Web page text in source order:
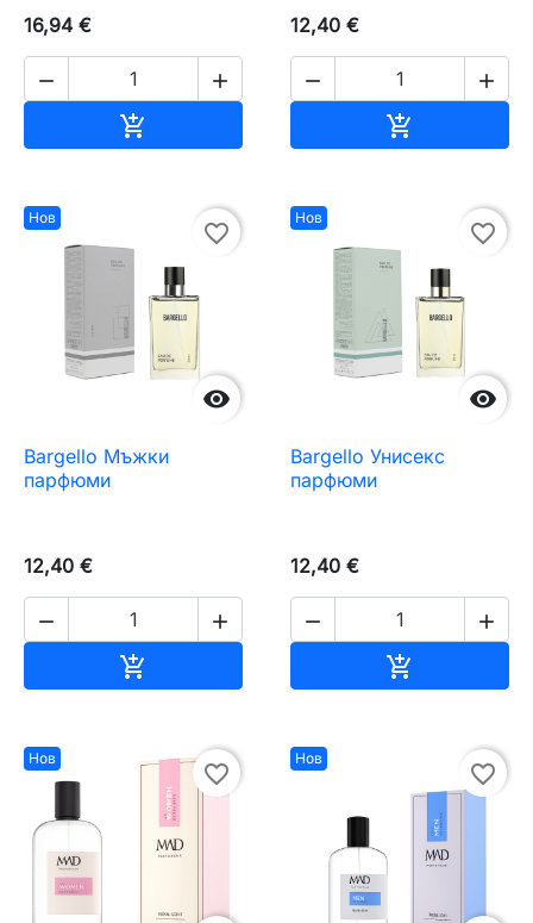
16,94 €
 

12,40 €
 

Нов

favorite_border
Bargello Мъжки
парфюми
12,40 €
 

Нов

favorite_border
Bargello Унисекс
парфюми
12,40 €
 

Нов
favorite_border
Нов
favorite_border